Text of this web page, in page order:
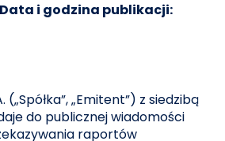
Data i godzina publikacji:
(„Spółka”, „Emitent”) z siedzibą
do publicznej wiadomości
raportów